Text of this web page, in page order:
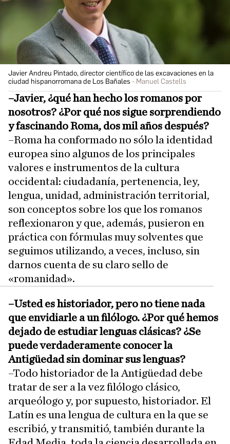
Javier Andreu Pintado, director científico de las excavaciones en la
ciudad hispanorromana de Los Bañales
Manuel Castells
–Javier, ¿qué han hecho los romanos por
nosotros? ¿Por qué nos sigue sorprendiendo
y fascinando Roma, dos mil años después?
–Roma ha conformado no sólo la identidad
europea sino algunos de los principales
valores e instrumentos de la cultura
occidental: ciudadanía, pertenencia, ley,
lengua, unidad, administración territorial,
son conceptos sobre los que los romanos
reflexionaron y que, además, pusieron en
práctica con fórmulas muy solventes que
seguimos utilizando, a veces, incluso, sin
darnos cuenta de su claro sello de
«romanidad».
–Usted es historiador, pero no tiene nada
que envidiarle a un filólogo. ¿Por qué hemos
dejado de estudiar lenguas clásicas? ¿Se
puede verdaderamente conocer la
Antigüedad sin dominar sus lenguas?
–Todo historiador de la Antigüedad debe
tratar de ser a la vez filólogo clásico,
arqueólogo y, por supuesto, historiador. El
Latín es una lengua de cultura en la que se
escribió, y transmitió, también durante la